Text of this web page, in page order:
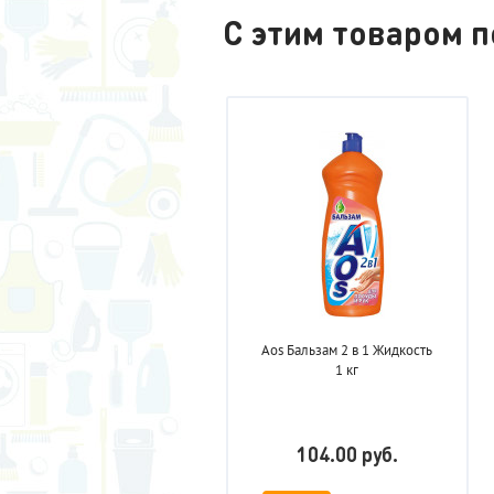
С этим товаром
Aos Бальзам 2 в 1 Жидкость
1 кг
104.00 руб.